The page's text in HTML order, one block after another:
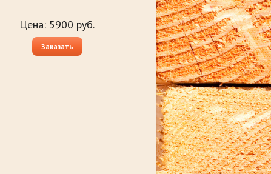
Цена: 5900 руб.
Заказать